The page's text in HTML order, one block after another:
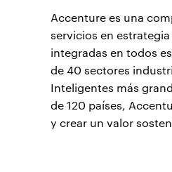
Accenture es una
servicios en
integradas en todos
de 40 sectores
Inteligentes más
de 120 países,
y crear un valor